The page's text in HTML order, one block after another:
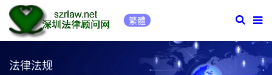
繁體
法律法规